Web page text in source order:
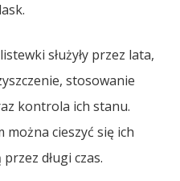
służyły przez lata,
stosowanie
kontrola ich stanu.
cieszyć się ich
długi czas.